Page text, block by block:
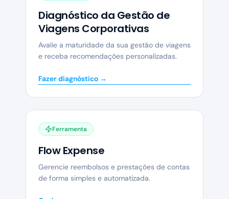
Diagnóstico da Gestão de
Viagens Corporativas
Avalie a maturidade da sua gestão de viagens
e receba recomendações personalizadas.
Fazer diagnóstico →
Ferramenta
Flow Expense
Gerencie reembolsos e prestações de contas
de forma simples e automatizada.